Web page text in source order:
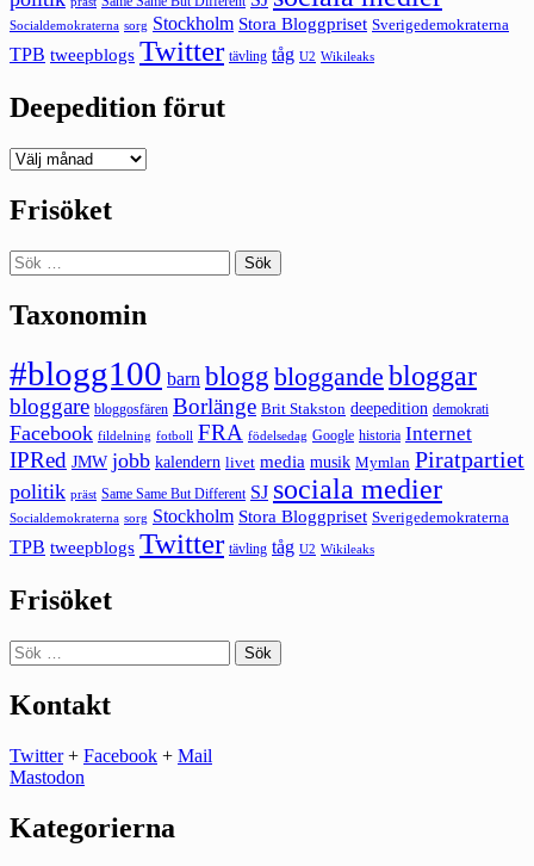
Socialdemokraterna sorg Stockholm Stora Bloggpriset Sverigedemokraterna
TPB tweepblogs Twitter tävling tåg U2 Wikileaks
Deepedition förut
Deepedition
Frisöket
Sök
efter:
Taxonomin
#blogg100 barn blogg bloggande bloggar
bloggare bloggosfären Borlänge Brit Stakston deepedition demokrati
Facebook fildelning fotboll FRA födelsedag Google historia Internet
IPRed JMW jobb kalendern livet media musik Mymlan Piratpartiet
politik präst Same Same But Different SJ sociala medier
Socialdemokraterna sorg Stockholm Stora Bloggpriset Sverigedemokraterna
TPB tweepblogs Twitter tävling tåg U2 Wikileaks
Frisöket
Sök
efter:
Kontakt
Twitter+ Facebook + Mail
Mastodon
Kategorierna